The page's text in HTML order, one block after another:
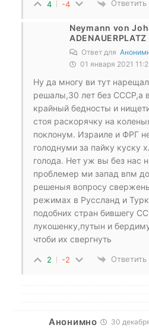
4 -4 Ответить
Neymann von
ADENAUERPLATZ
Ответ для
01 января 2021
Ну да многу ви тут
решалы,30 лет без СССР,а
крайный бедносты и
стоя раскорячку на
поклонум. Израиле и ФРГ
голоднуми за пайку куску
голода. Нет уж вы без нас
проблемер ми запад впм
решеныя вопросу
режимах в Руссланд и
подобних стран бившегу
лукошенку,путын и
чтоби их свергнуть
2 -2 Ответить
Анонимно 30